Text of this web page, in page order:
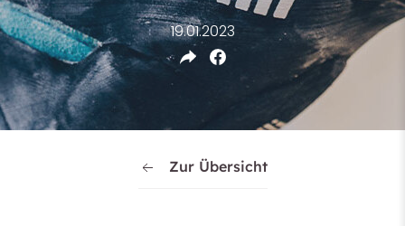
19.01.2023
Zur Übersicht